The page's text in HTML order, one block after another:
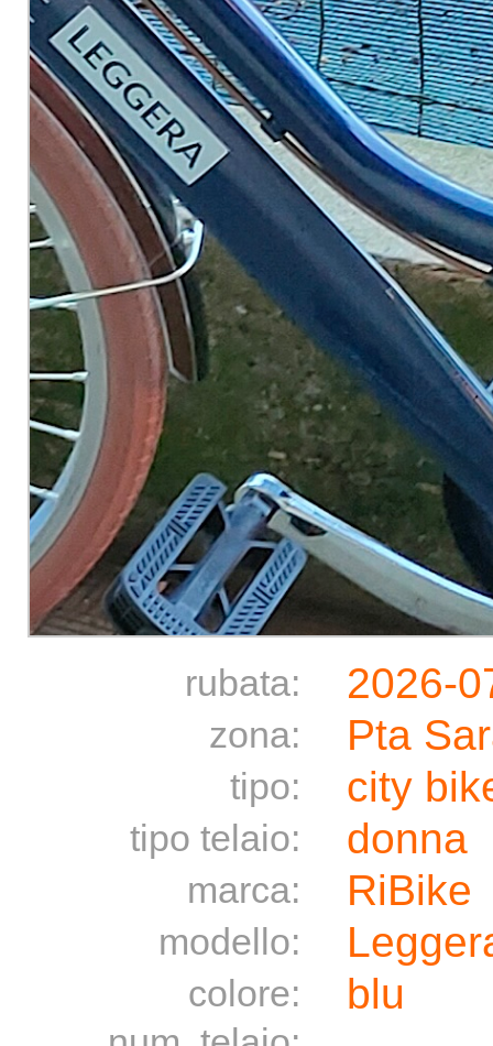
rubata: 2026-
zona: Pta
tipo: city
tipo telaio: donna
marca: RiBike
modello:
colore: blu